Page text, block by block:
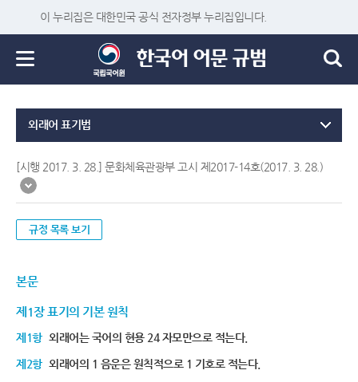
이 누리집은 대한민국 공식 전자정부 누리집입니다.
외래어 표기법
[시행 2017. 3. 28.] 문화체육관광부 고시 제2017-14호(2017. 3. 28.)
규정 목록 보기
본문
제1장 표기의 기본 원칙
제1항 외래어는 국어의 현용 24 자모만으로 적는다.
제2항 외래어의 1 음운은 원칙적으로 1 기호로 적는다.